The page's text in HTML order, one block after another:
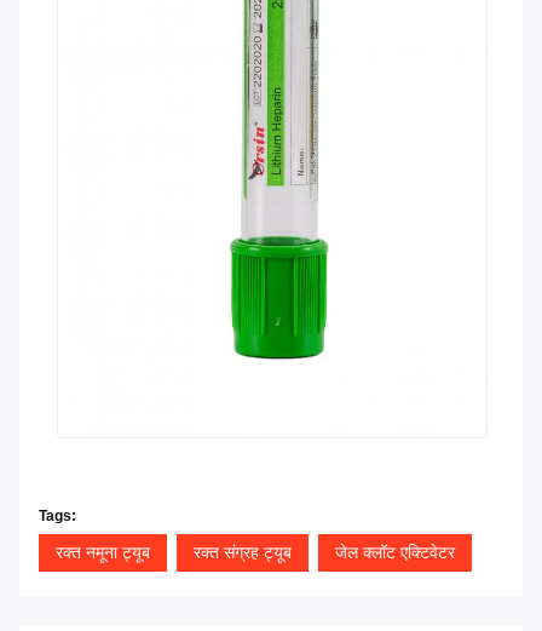
Tags:
रक्त नमूना ट्यूब रक्त संग्रह ट्यूब जेल क्लॉट एक्टिवेटर